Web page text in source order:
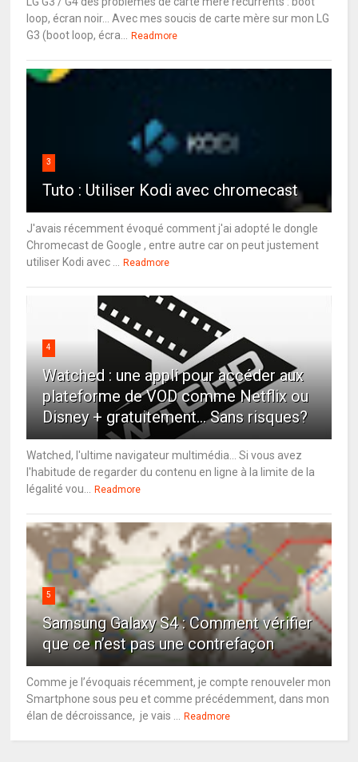
loop, écran noir... Avec mes soucis de carte mère sur mon LG
G3 (boot loop, écra...
Readmore
3
Tuto : Utiliser Kodi avec chromecast
J'avais récemment évoqué comment j'ai adopté le dongle
Chromecast de Google , entre autre car on peut justement
utiliser Kodi avec ...
Readmore
4
Watched : une appli pour accéder aux
plateforme de VOD comme Netflix ou
Disney + gratuitement... Sans risques?
Watched, l'ultime navigateur multimédia... Si vous avez
l'habitude de regarder du contenu en ligne à la limite de la
légalité vou...
Readmore
5
Samsung Galaxy S4 : Comment vérifier
que ce n’est pas une contrefaçon
Comme je l’évoquais récemment, je compte renouveler mon
Smartphone sous peu et comme précédemment, dans mon
élan de décroissance, je vais ...
Readmore